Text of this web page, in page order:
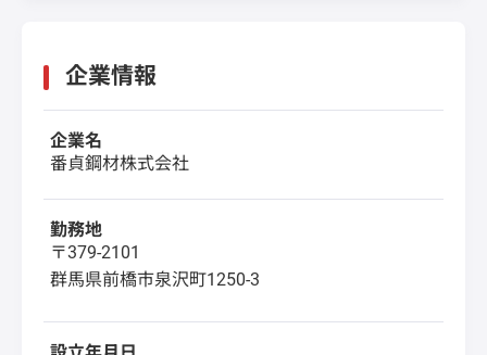
企業情報
企業名
番貞鋼材株式会社
勤務地
〒379-2101
群馬県前橋市泉沢町1250-3